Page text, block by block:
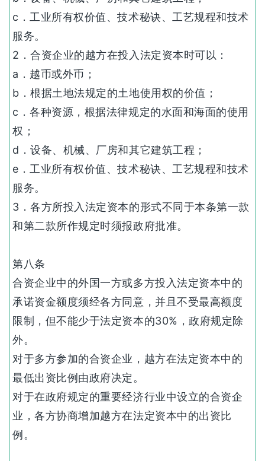
c．工业所有权价值、技术秘诀、工艺规程和技术
服务。
2．合资企业的越方在投入法定资本时可以：
a．越币或外币；
b．根据土地法规定的土地使用权的价值；
c．各种资源，根据法律规定的水面和海面的使用
权；
d．设备、机械、厂房和其它建筑工程；
e．工业所有权价值、技术秘诀、工艺规程和技术
服务。
3．各方所投入法定资本的形式不同于本条第一款
和第二款所作规定时须报政府批准。
第八条
合资企业中的外国一方或多方投入法定资本中的
承诺资金额度须经各方同意，并且不受最高额度
限制，但不能少于法定资本的30%，政府规定除
外。
对于多方参加的合资企业，越方在法定资本中的
最低出资比例由政府决定。
对于在政府规定的重要经济行业中设立的合资企
业，各方协商增加越方在法定资本中的出资比
例。